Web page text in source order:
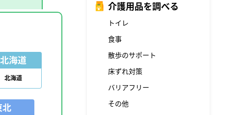
北海道
北海道
北
介護用品を調べる
トイレ
食事
散歩のサポート
床ずれ対策
バリアフリー
その他